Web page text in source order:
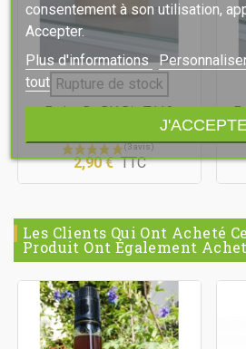
Rupture de stock
Farine De Blé Bio T110
2,90 € TTC
Les Clients Qui Ont Acheté Ce
Produit Ont Également
consentement à son utilisation,
Accepter.
Plus d'informations
tout
J'ACCEPTE